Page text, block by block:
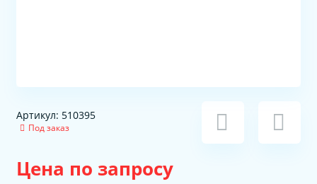
Артикул: 510395
Под заказ
Цена по запросу